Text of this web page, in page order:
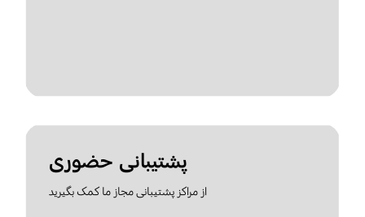
پشتیبانی حضوری
از مراکز پشتیبانی مجاز ما کمک بگیرید